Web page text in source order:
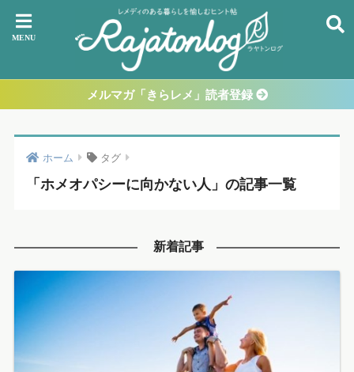
メルマガ「きらレメ」読者登録
ホーム タグ
「ホメオパシーに向かない人」の記事一覧
新着記事